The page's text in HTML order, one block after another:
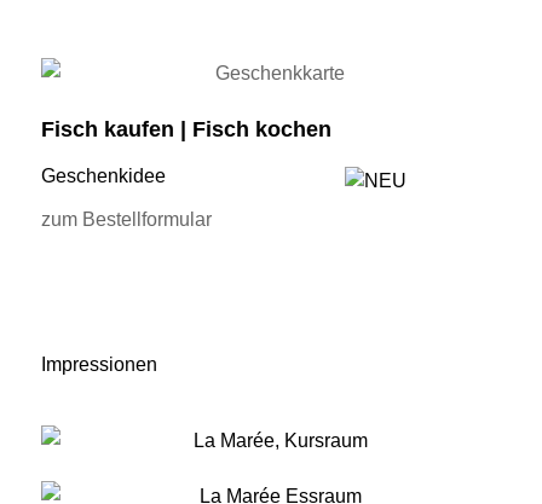
Fisch kaufen | Fisch kochen
Geschenkidee
zum Bestellformular
Impressionen